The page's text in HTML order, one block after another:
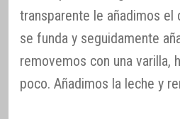
transparente le añadimos el
se funda y seguidamente
removemos con una varilla,
poco. Añadimos la leche y